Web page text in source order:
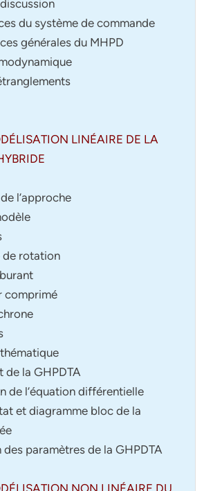
du système de commande
générales du MHPD
LINÉAIRE DE LA
l’approche
de rotation
comprimé
de la GHPDTA
de l’équation différentielle
et diagramme bloc de la
paramètres de la GHPDTA